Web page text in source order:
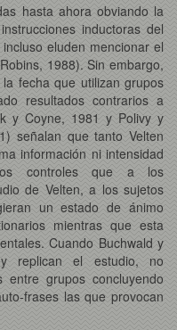
hasta ahora obviando la
inductoras del
eluden mencionar el
1988). Sin embargo,
fecha que utilizan grupos
resultados contrarios a
y Coyne, 1981 y Polivy y
señalan que tanto Velten
información ni intensidad
controles que a los
de Velten, a los sujetos
un estado de ánimo
mientras que esta
Cuando Buchwald y
replican el estudio, no
entre grupos concluyendo
frases las que provocan